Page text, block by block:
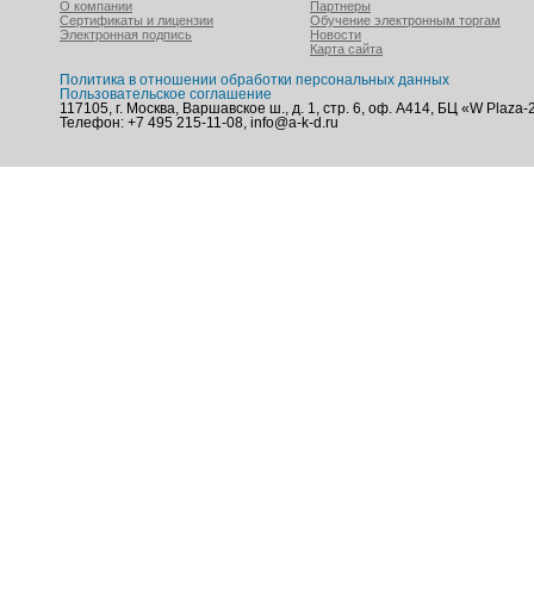
О компании
Сертификаты и лицензии
Электронная подпись
Партнеры
Обучение электронным торгам
Новости
Карта сайта
Политика в отношении обработки персональных данных
Пользовательское соглашение
117105, г. Москва, Варшавское ш., д. 1, стр. 6, оф. А414, БЦ «W Plaza-
Телефон: +7 495 215-11-08, info@a-k-d.ru